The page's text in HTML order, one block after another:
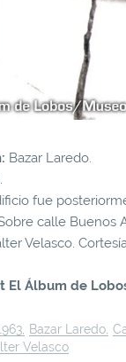
Bazar Laredo.
fue
calle Buenos
Velasco.
El Álbum de
Bazar Laredo
Velasco